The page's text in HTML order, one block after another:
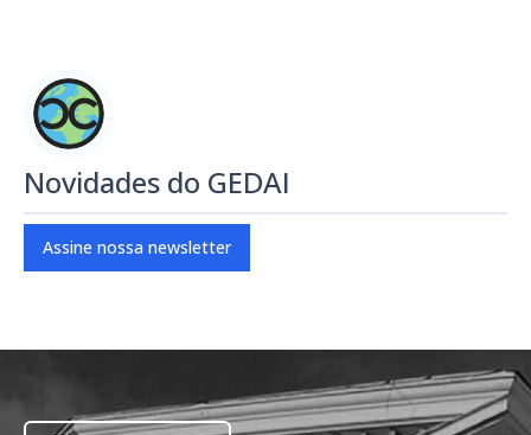
Novidades do GEDAI
Assine nossa newsletter